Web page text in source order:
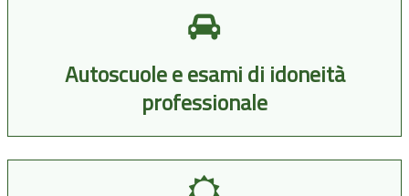
Autoscuole e esami di idoneità
professionale